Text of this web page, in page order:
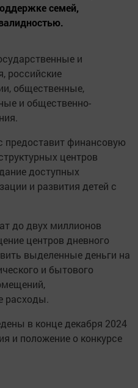
семей,
и
российские
общественные,
и общественно-
предоставит финансовую
центров
доступных
и развития детей с
до двух миллионов
центров дневного
выделенные деньги на
и бытового
расходы.
в конце декабря 2024
и положение о конкурсе